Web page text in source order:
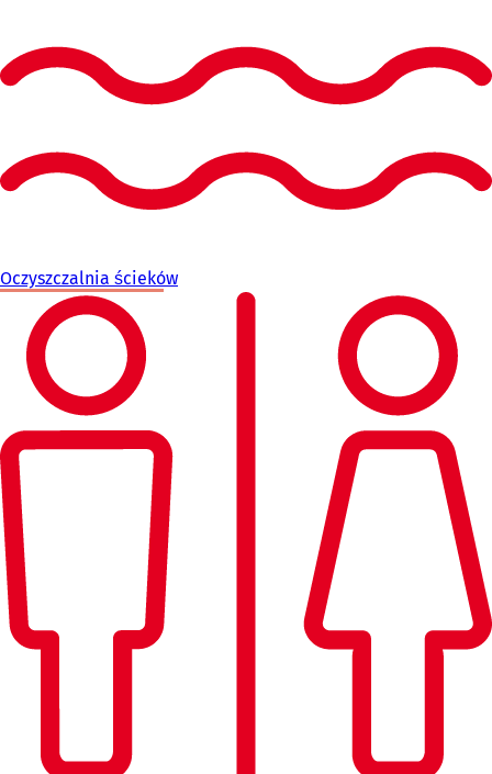
Oczyszczalnia ścieków